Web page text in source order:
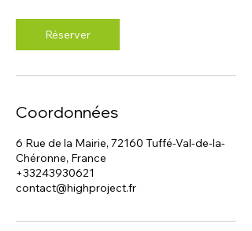
Réserver
Coordonnées
6 Rue de la Mairie, 72160 Tuffé-Val-de-la-
Chéronne, France
+33243930621
contact@highproject.fr